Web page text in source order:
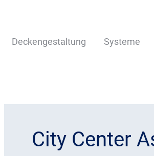
Deckengestaltung Systeme
City Center